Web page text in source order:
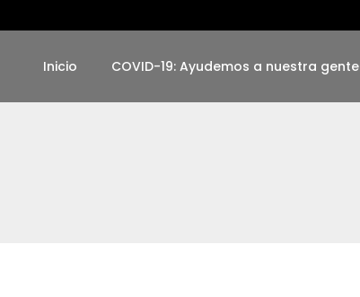
Inicio COVID-19: Ayudemos a nuestra gente